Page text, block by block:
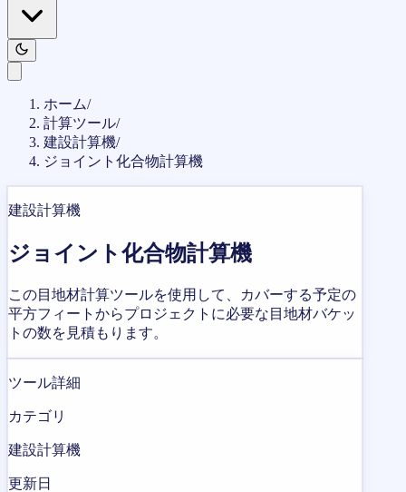
ホーム/
計算ツール/
建設計算機/
ジョイント化合物計算機
建設計算機
ジョイント化合物計算機
この目地材計算ツールを使用して、カバーする予定の
平方フィートからプロジェクトに必要な目地材バケッ
トの数を見積もります。
ツール詳細
カテゴリ
建設計算機
更新日